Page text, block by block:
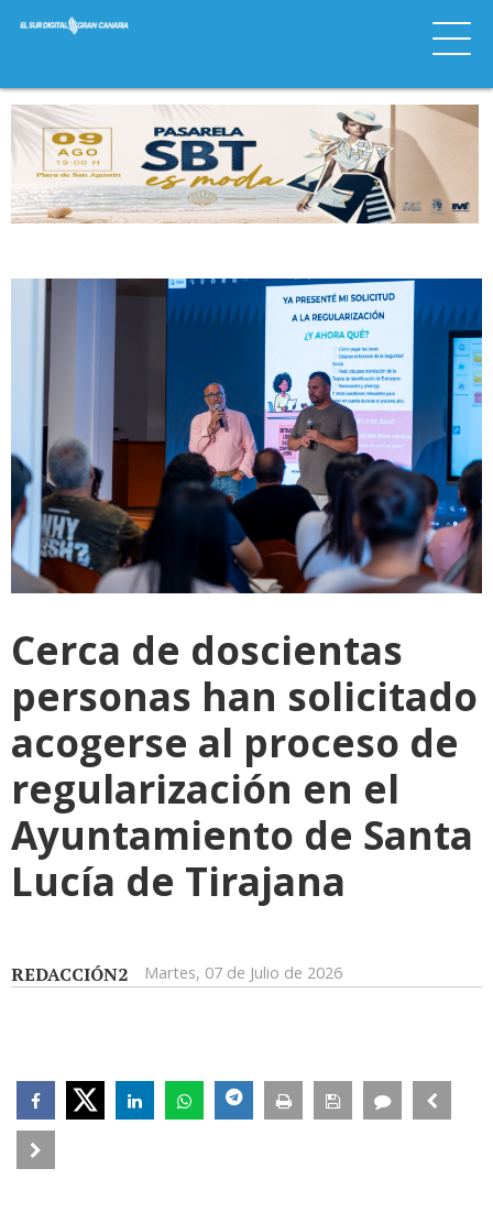
Cerca de doscientas
personas han solicitado
acogerse al proceso de
regularización en el
Ayuntamiento de Santa
Lucía de Tirajana
REDACCIÓN2 Martes, 07 de Julio de 2026